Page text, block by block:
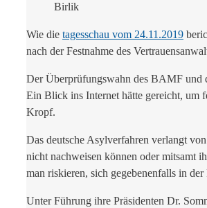
Birlik
Wie die tagesschau vom 24.11.2019
nach der Festnahme des
Der Überprüfungswahn des BAMF und
Ein Blick ins Internet hätte gereicht, um
Kropf.
Das deutsche Asylverfahren verlangt
nicht nachweisen können oder mitsamt
man riskieren, sich gegebenenfalls in
Unter Führung ihre Präsidenten Dr.